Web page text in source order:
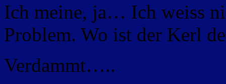
Ich meine, ja… Ich weiss
Problem. Wo ist der Kerl
Verdammt…..